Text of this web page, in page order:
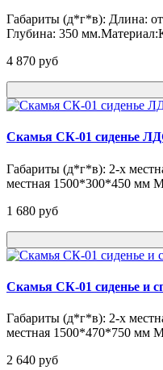
Габариты (д*г*в): Длина:
Глубина: 350
4 870 pуб
Скамья СК-01 сиденье
Габариты (д*г*в): 2-х
местная 1500*300*450 мм
1 680 pуб
Скамья СК-01 сиденье и
Габариты (д*г*в): 2-х
местная 1500*470*750 мм
2 640 pуб